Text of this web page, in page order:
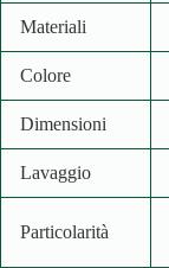
Materiali
Colore
Dimensioni
Lavaggio
Particolarità